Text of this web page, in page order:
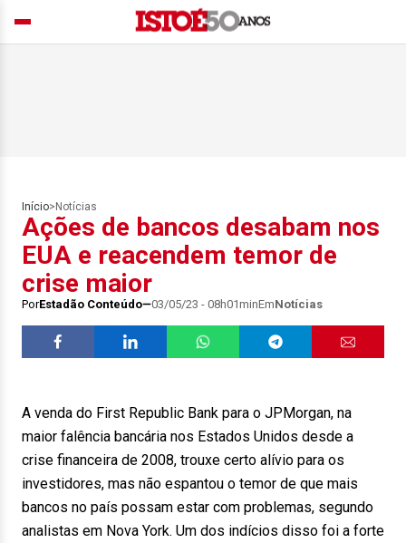
Início> Notícias
Ações de bancos desabam nos
EUA e reacendem temor de
crise maior
PorEstadão Conteúdo 03/05/23 - 08h01minEmNotícias
A venda do First Republic Bank para o JPMorgan, na
maior falência bancária nos Estados Unidos desde a
crise financeira de 2008, trouxe certo alívio para os
investidores, mas não espantou o temor de que mais
bancos no país possam estar com problemas, segundo
analistas em Nova York. Um dos indícios disso foi a forte